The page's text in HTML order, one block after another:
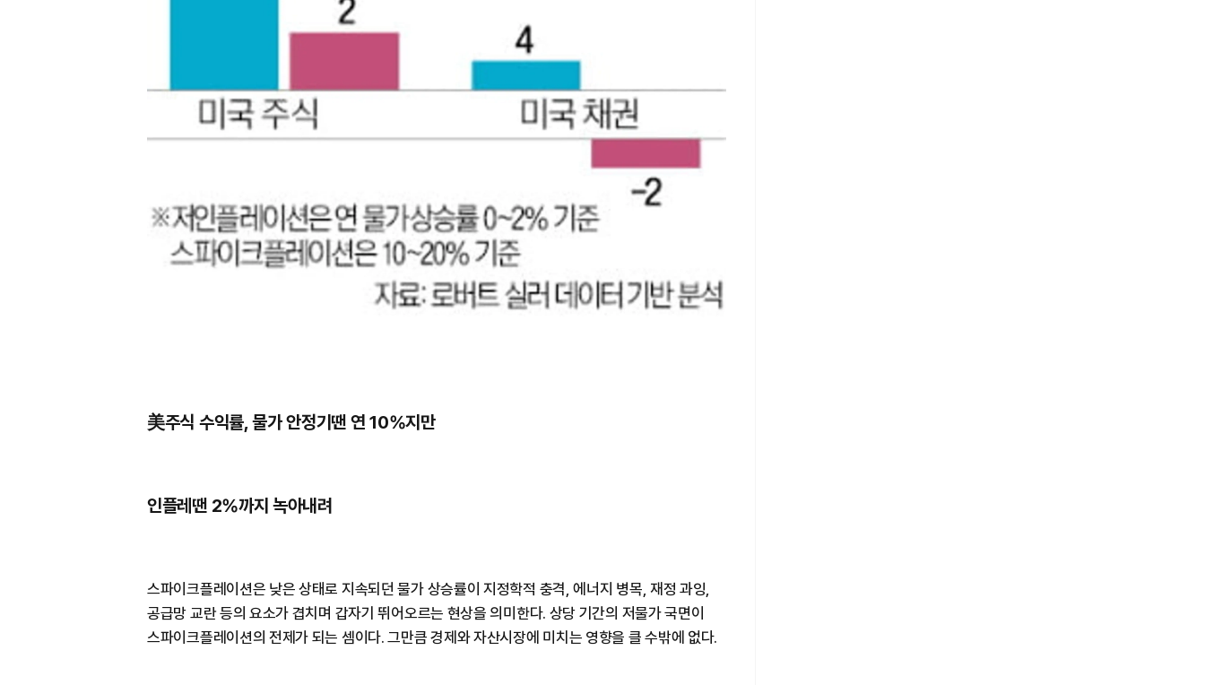
美주식 수익률, 물가 안정기땐 연 10%지만
인플레땐 2%까지 녹아내려
스파이크플레이션은 낮은 상태로 지속되던 물가 상승률이 지정학적 충격, 에너지 병목, 재정 과잉,
공급망 교란 등의 요소가 겹치며 갑자기 뛰어오르는 현상을 의미한다. 상당 기간의 저물가 국면이
스파이크플레이션의 전제가 되는 셈이다. 그만큼 경제와 자산시장에 미치는 영향을 클 수밖에 없다.